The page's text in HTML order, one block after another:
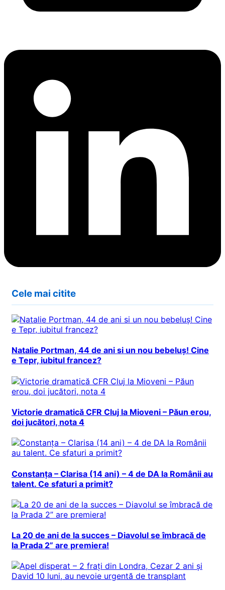
Cele mai citite
Natalie Portman, 44 de ani si un nou bebeluș! Cine
e Tepr, iubitul francez?
Victorie dramatică CFR Cluj la Mioveni – Păun erou,
doi jucători, nota 4
Constanța – Clarisa (14 ani) – 4 de DA la Românii au
talent. Ce sfaturi a primit?
La 20 de ani de la succes – Diavolul se îmbracă de
la Prada 2” are premiera!